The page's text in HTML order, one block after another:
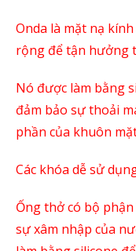
Onda là mặt nạ
rộng để tận hưởng
Nó được làm bằng
đảm bảo sự thoải
phần của khuôn
Các khóa dễ sử
Ống thở có bộ
sự xâm nhập của